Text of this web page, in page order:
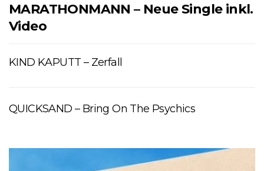
MARATHONMANN – Neue Single inkl.
Video
KIND KAPUTT – Zerfall
QUICKSAND – Bring On The Psychics